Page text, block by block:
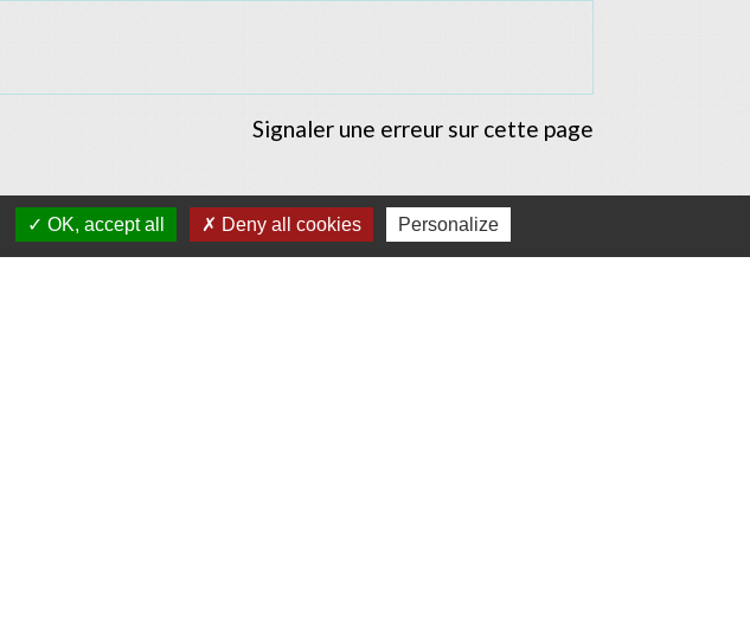
Signaler une erreur sur cette page
OK, accept all Deny all cookies Personalize